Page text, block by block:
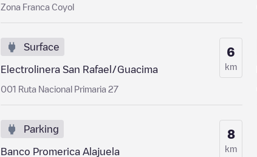
Zona Franca Coyol
Surface
Electrolinera San Rafael/Guacima
001 Ruta Nacional Primaria 27
6
km
Parking
Banco Promerica Alajuela
8
km